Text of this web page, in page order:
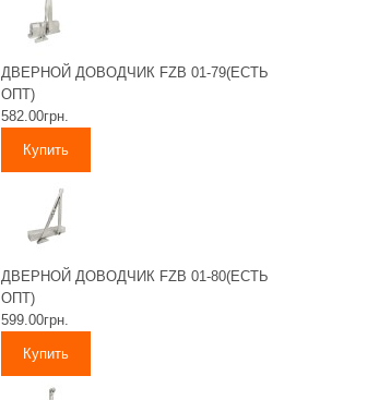
ДВЕРНОЙ ДОВОДЧИК FZB 01-79(ЕСТЬ
ОПТ)
582.00грн.
ДВЕРНОЙ ДОВОДЧИК FZB 01-80(ЕСТЬ
ОПТ)
599.00грн.